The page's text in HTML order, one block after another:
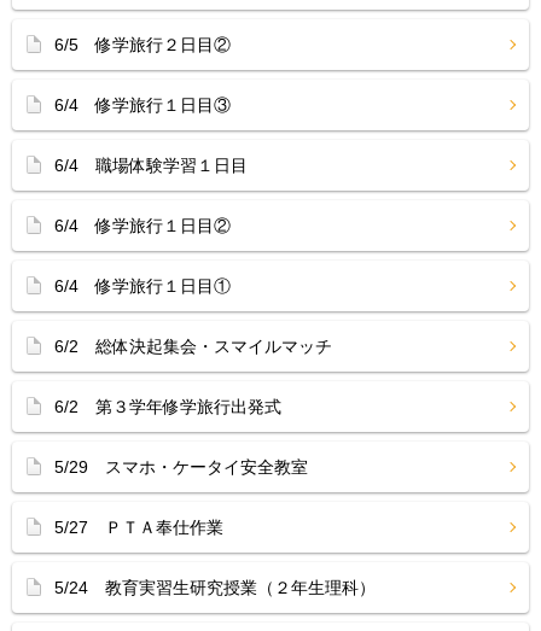
6/5 修学旅行２日目②
6/4 修学旅行１日目③
6/4 職場体験学習１日目
6/4 修学旅行１日目②
6/4 修学旅行１日目①
6/2 総体決起集会・スマイルマッチ
6/2 第３学年修学旅行出発式
5/29 スマホ・ケータイ安全教室
5/27 ＰＴＡ奉仕作業
5/24 教育実習生研究授業（２年生理科）